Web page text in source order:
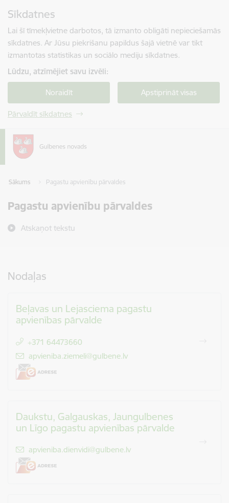
Sīkdatnes
Lai šī tīmekļvietne darbotos, tā izmanto obligāti nepieciešamās
sīkdatnes. Ar Jūsu piekrišanu papildus šajā vietnē var tikt
izmantotas statistikas un sociālo mediju sīkdatnes.
Lūdzu, atzīmējiet savu izvēli:
Noraidīt Apstiprināt visas
Pārvaldīt sīkdatnes
Sākums Pagastu apvienību pārvaldes
Pagastu apvienību pārvaldes
Atskaņot tekstu
Nodaļas
Beļavas un Lejasciema pagastu
apvienības pārvalde
+371 64473660
E-pasts:
apvieniba.ziemeli@gulbene.lv
Daukstu, Galgauskas, Jaungulbenes
un Līgo pagastu apvienības pārvalde
E-pasts:
apvieniba.dienvidi@gulbene.lv